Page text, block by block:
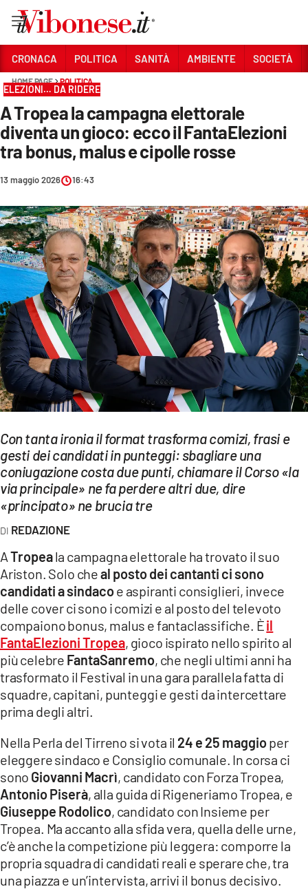
Sezioni
CRONACA
POLITICA
SOCIETÀ
CULTURA
ECONOMIA E LAVORO
EVENTI
SPORT
Streaming
LAC TV
LAC NETWORK
LAC ONAIR
LaC
LACTV.IT
LACONAIR.IT
LACITYMAG.IT
ILREGGINO.IT
COSENZACHANNEL.IT
ILVIBONESE.IT
CATANZAROCHANNEL.IT
LACAPITALENEWS.IT
ANDROID
APPLE
CRONACA POLITICA SANITÀ AMBIENTE SOCIETÀ
HOME PAGE POLITICA
ELEZIONI… DA RIDERE
A Tropea la campagna elettorale
diventa un gioco: ecco il FantaElezioni
tra bonus, malus e cipolle rosse
13 maggio 2026 16:43
Con tanta ironia il format trasforma comizi, frasi e
gesti dei candidati in punteggi: sbagliare una
coniugazione costa due punti, chiamare il Corso «la
via principale» ne fa perdere altri due, dire
«principato» ne brucia tre
REDAZIONE
ATropeala campagna elettorale ha trovato il suo
Ariston. Solo cheal posto dei cantanti ci sono
candidati a sindacoe aspiranti consiglieri, invece
delle cover ci sono i comizi e al posto del televoto
compaiono bonus, malus e fantaclassifiche. Èil
FantaElezioni Tropea, gioco ispirato nello spirito al
più celebre FantaSanremo, che negli ultimi anni ha
trasformato il Festival in una gara parallela fatta di
squadre, capitani, punteggi e gesti da intercettare
prima degli altri.
Nella Perla del Tirreno si vota il 24 e 25 maggioper
eleggere sindaco e Consiglio comunale. In corsa ci
sono Giovanni Macrì, candidato con Forza Tropea,
Antonio Piserà, alla guida di Rigeneriamo Tropea, e
Giuseppe Rodolico, candidato con Insieme per
Tropea. Ma accanto alla sfida vera, quella delle urne,
c’è anche la competizione più leggera: comporre la
propria squadra di candidati reali e sperare che, tra
una piazza e un’intervista, arrivi il bonus decisivo.